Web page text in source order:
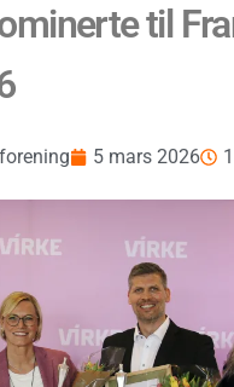
til
5 mars 2026